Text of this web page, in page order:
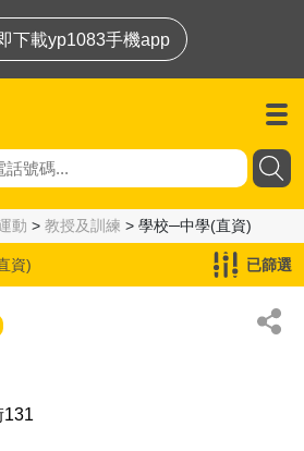
下載yp1083手機app
動 > 教授及訓練 > 學校─中學(直資)
資) 已篩選
131